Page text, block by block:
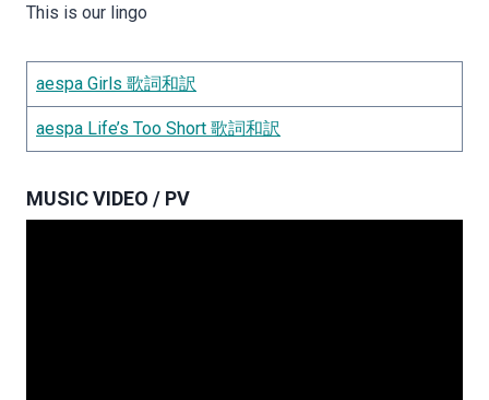
This is our lingo
aespa Girls 歌詞和訳
aespa Life’s Too Short 歌詞和訳
MUSIC VIDEO / PV